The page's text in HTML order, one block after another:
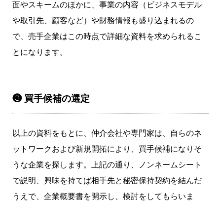
面やスキームのほかに、事業の内容（ビジネスモデル
や取引先、顧客など）や財務情報も盛り込まれるの
で、売手企業はこの時点で詳細な資料を求められるこ
とになります。
❸ 買手候補の選定
以上の資料をもとに、仲介会社や専門家は、自らのネ
ットワークおよび新規開拓により、買手候補になりそ
うな企業を探します。上記の通り、ノンネームシート
で説明、興味を持てば相手先と秘密保持契約を結んだ
うえで、企業概要書を開示し、検討をしてもらいま